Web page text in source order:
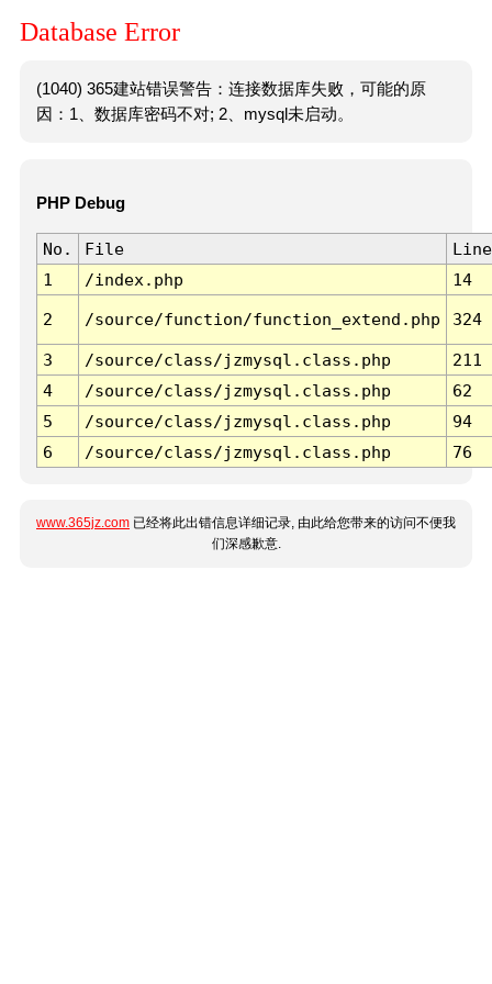
Database Error
(1040) 365建站错误警告：连接数据库失败，可能的原
因：1、数据库密码不对; 2、mysql未启动。
PHP Debug
No. File
Line
1
/index.php 14
2 /source/function/function_extend.php 324
3 /source/class/jzmysql.class.php
211
4
/source/class/jzmysql.class.php
62
5
/source/class/jzmysql.class.php
94
6
/source/class/jzmysql.class.php 76
www.365jz.com 已经将此出错信息详细记录, 由此给您带来的访问不便我
们深感歉意.